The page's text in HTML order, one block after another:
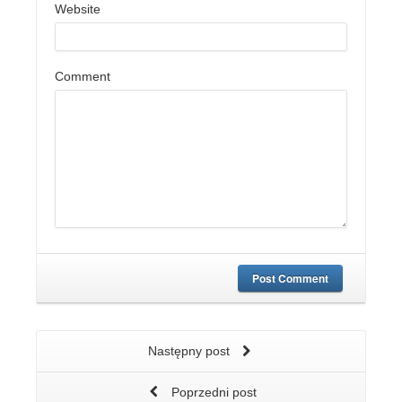
Website
Comment
Post Comment
Następny post
Poprzedni post